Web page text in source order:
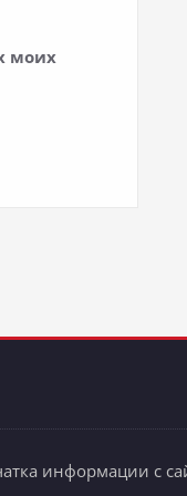
моих
информации с